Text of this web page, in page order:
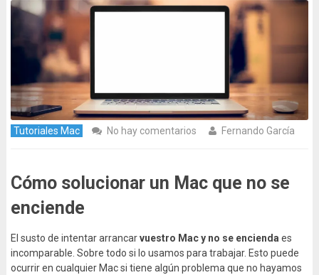
Tutoriales Mac No hay comentarios Fernando García
Cómo solucionar un Mac que no se
enciende
El susto de intentar arrancarvuestro Mac y no se encienda es
incomparable. Sobre todo si lo usamos para trabajar. Esto puede
ocurrir en cualquier Mac si tiene algún problema que no hayamos